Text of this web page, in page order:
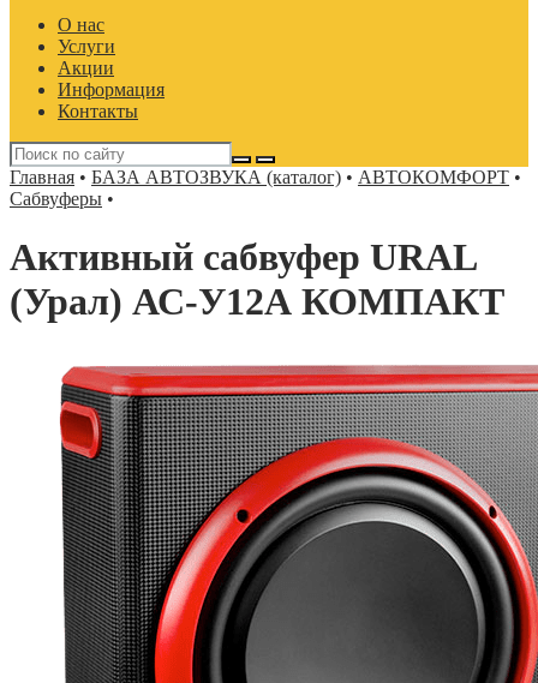
О нас
Услуги
Акции
Информация
Контакты
Главная • БАЗА АВТОЗВУКА (каталог) • АВТОКОМФОРТ •
Сабвуферы •
Активный сабвуфер URAL
(Урал) АС-У12А КОМПАКТ